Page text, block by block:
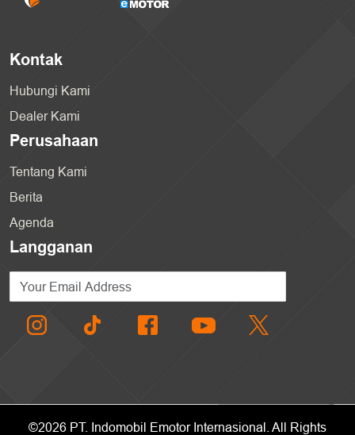
Kontak
Hubungi Kami
Dealer Kami
Perusahaan
Tentang Kami
Berita
Agenda
Langganan
©2026 PT. Indomobil Emotor Internasional . All Rights